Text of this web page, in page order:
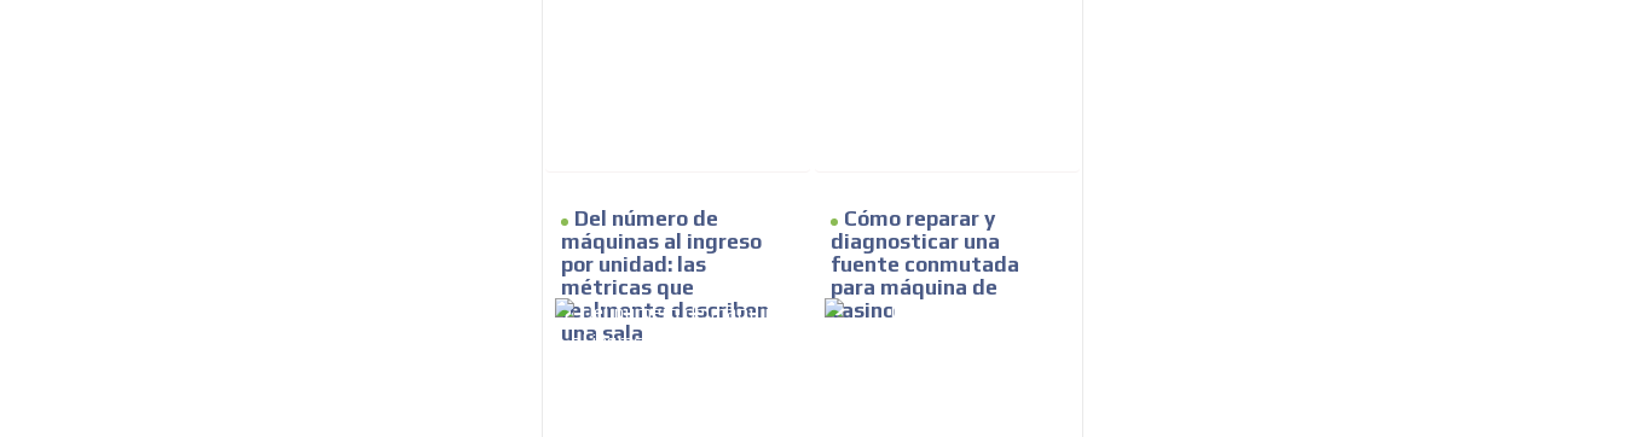
Del número de
máquinas al ingreso
por unidad: las
métricas que
realmente describen
una sala
Cómo reparar y
diagnosticar una
fuente conmutada
para máquina de
casino